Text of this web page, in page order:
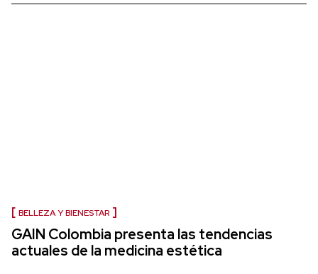
BELLEZA Y BIENESTAR
GAIN Colombia presenta las tendencias
actuales de la medicina estética